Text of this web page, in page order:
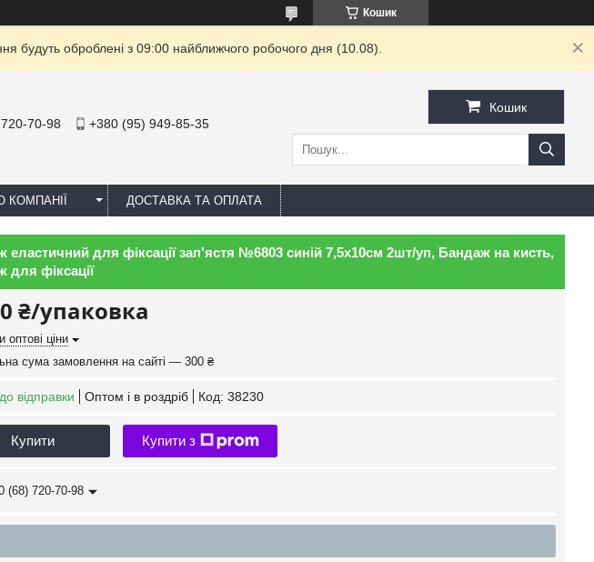
Кошик
будуть оброблені з 09:00 найближчого робочого дня (10.08).
70-98 +380 (95) 949-85-35
Кошик
КОМПАНІЇ ДОСТАВКА ТА ОПЛАТА
еластичний для фіксації зап'ястя №6803 синій 7,5х10см 2шт/уп, Бандаж на кисть,
для фіксації
₴/упаковка
оптові ціни
сума замовлення на сайті — 300 ₴
відправки Оптом і в роздріб Код: 38230
Купити Купити з
(68) 720-70-98